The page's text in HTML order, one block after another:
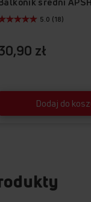
zł
Dodaj do
5.0 (18)